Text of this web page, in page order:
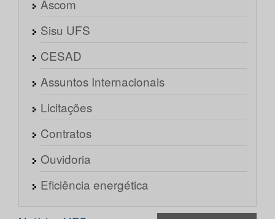
Ascom
Sisu UFS
CESAD
Assuntos Internacionais
Licitações
Contratos
Ouvidoria
Eficiência energética